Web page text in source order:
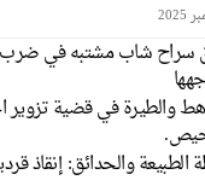
سراح شاب مشتبه في ضرب
والطيرة في قضية تزوير
والحدائق: إنقاذ